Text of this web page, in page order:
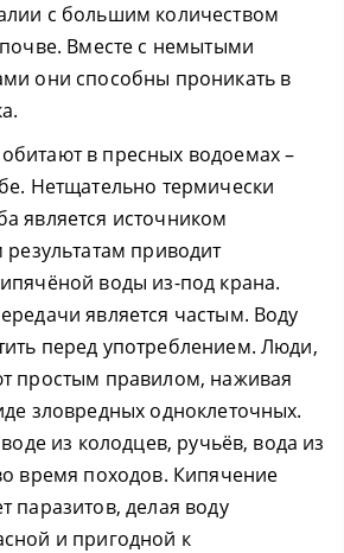
с большим количеством
Вместе с немытыми
они способны проникать в
в пресных водоемах –
Нетщательно термически
является источником
приводит
воды из-под крана.
является частым. Воду
перед употреблением. Люди,
простым правилом, наживая
зловредных одноклеточных.
из колодцев, ручьёв, вода из
время походов. Кипячение
паразитов, делая воду
и пригодной к